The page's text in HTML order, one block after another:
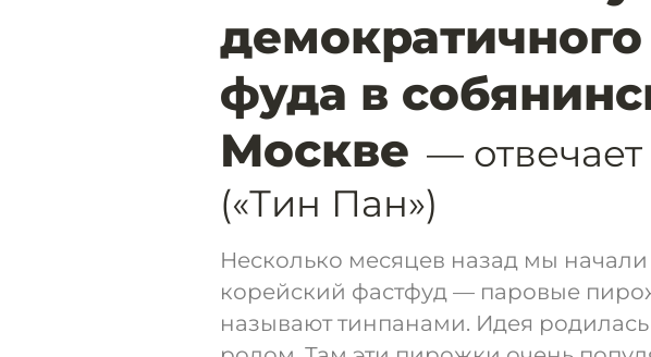
демократичного
фуда в
Москве —
(«Тин Пан»)
Несколько месяцев назад мы
корейский фастфуд — паровые
называют тинпанами. Идея родилась